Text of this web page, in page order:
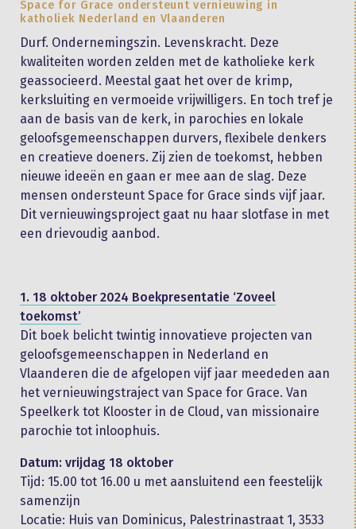
Space for Grace ondersteunt vernieuwing in
katholiek Nederland en Vlaanderen
Durf. Ondernemingszin. Levenskracht. Deze
kwaliteiten worden zelden met de katholieke kerk
geassocieerd. Meestal gaat het over de krimp,
kerksluiting en vermoeide vrijwilligers. En toch tref je
aan de basis van de kerk, in parochies en lokale
geloofsgemeenschappen durvers, flexibele denkers
en creatieve doeners. Zij zien de toekomst, hebben
nieuwe ideeën en gaan er mee aan de slag. Deze
mensen ondersteunt Space for Grace sinds vijf jaar.
Dit vernieuwingsproject gaat nu haar slotfase in met
een drievoudig aanbod.
1. 18 oktober 2024 Boekpresentatie ‘Zoveel
toekomst’
Dit boek belicht twintig innovatieve projecten van
geloofsgemeenschappen in Nederland en
Vlaanderen die de afgelopen vijf jaar meededen aan
het vernieuwingstraject van Space for Grace. Van
Speelkerk tot Klooster in de Cloud, van missionaire
parochie tot inloophuis.
Datum: vrijdag 18 oktober
Tijd: 15.00 tot 16.00 u met aansluitend een feestelijk
samenzijn
Locatie: Huis van Dominicus, Palestrinastraat 1, 3533